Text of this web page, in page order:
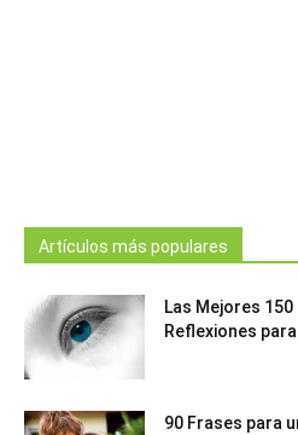
Artículos más populares
Las Mejores 150
Reflexiones
90 Frases para